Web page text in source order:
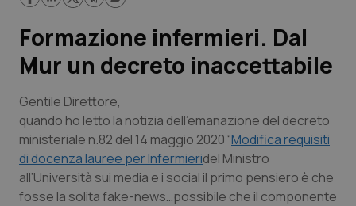
Lavoro e Professioni
Scienza e Farmaci
Studi e Analisi
Lettere al direttore
Formazione infermieri. Dal
Mur un decreto inaccettabile
Gentile Direttore,
quando ho letto la notizia dell’emanazione del decreto
ministeriale n.82 del 14 maggio 2020 “Modifica requisiti
di docenza lauree per Infermieridel Ministro
all’Università sui media e i social il primo pensiero è che
fosse la solita fake-news…possibile che il componente